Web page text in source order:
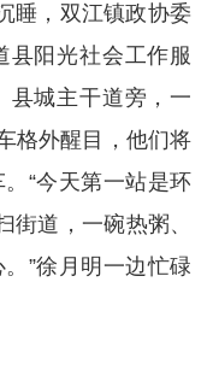
睡，双江镇政协委
县阳光社会工作服
县城主干道旁，一
格外醒目，他们将
“今天第一站是环
道，一碗热粥、
”徐月明一边忙碌